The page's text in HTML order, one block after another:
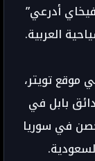
أدرعي”
العربية.
تويتر،
بابل في
في سوريا